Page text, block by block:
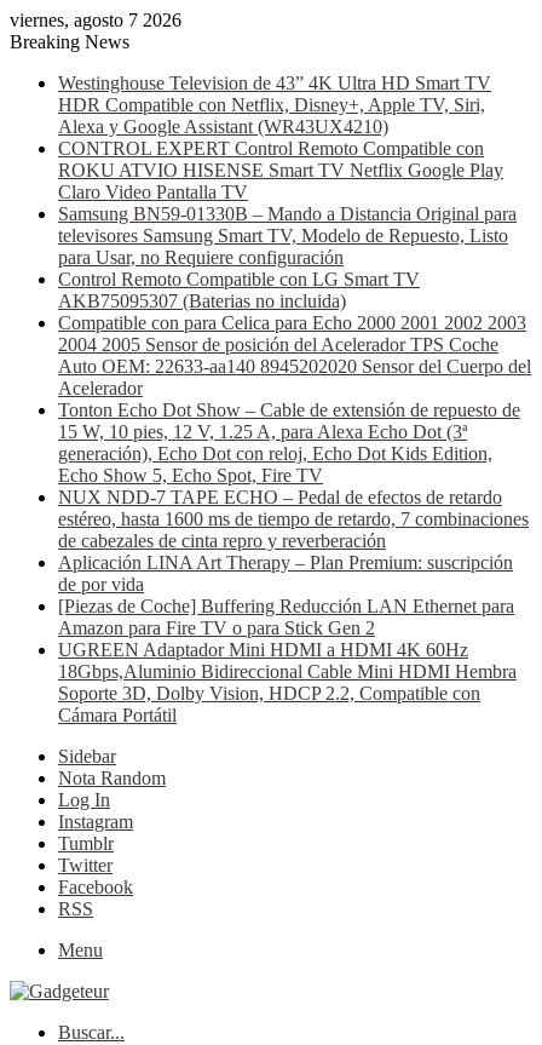
viernes, agosto 7 2026
Breaking News
Westinghouse Television de 43” 4K Ultra HD Smart TV
HDR Compatible con Netflix, Disney+, Apple TV, Siri,
Alexa y Google Assistant (WR43UX4210)
CONTROL EXPERT Control Remoto Compatible con
ROKU ATVIO HISENSE Smart TV Netflix Google Play
Claro Video Pantalla TV
Samsung BN59-01330B – Mando a Distancia Original para
televisores Samsung Smart TV, Modelo de Repuesto, Listo
para Usar, no Requiere configuración
Control Remoto Compatible con LG Smart TV
AKB75095307 (Baterias no incluida)
Compatible con para Celica para Echo 2000 2001 2002 2003
2004 2005 Sensor de posición del Acelerador TPS Coche
Auto OEM: 22633-aa140 8945202020 Sensor del Cuerpo del
Acelerador
Tonton Echo Dot Show – Cable de extensión de repuesto de
15 W, 10 pies, 12 V, 1.25 A, para Alexa Echo Dot (3ª
generación), Echo Dot con reloj, Echo Dot Kids Edition,
Echo Show 5, Echo Spot, Fire TV
NUX NDD-7 TAPE ECHO – Pedal de efectos de retardo
estéreo, hasta 1600 ms de tiempo de retardo, 7 combinaciones
de cabezales de cinta repro y reverberación
Aplicación LINA Art Therapy – Plan Premium: suscripción
de por vida
[Piezas de Coche] Buffering Reducción LAN Ethernet para
Amazon para Fire TV o para Stick Gen 2
UGREEN Adaptador Mini HDMI a HDMI 4K 60Hz
18Gbps,Aluminio Bidireccional Cable Mini HDMI Hembra
Soporte 3D, Dolby Vision, HDCP 2.2, Compatible con
Cámara Portátil
Sidebar
Nota Random
Log In
Instagram
Tumblr
Twitter
Facebook
RSS
Menu
Buscar...